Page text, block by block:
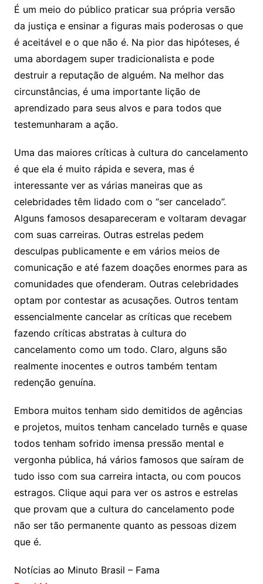
É um meio do público praticar sua própria versão
da justiça e ensinar a figuras mais poderosas o que
é aceitável e o que não é. Na pior das hipóteses, é
uma abordagem super tradicionalista e pode
destruir a reputação de alguém. Na melhor das
circunstâncias, é uma importante lição de
aprendizado para seus alvos e para todos que
testemunharam a ação.
Uma das maiores críticas à cultura do cancelamento
é que ela é muito rápida e severa, mas é
interessante ver as várias maneiras que as
celebridades têm lidado com o “ser cancelado”.
Alguns famosos desapareceram e voltaram devagar
com suas carreiras. Outras estrelas pedem
desculpas publicamente e em vários meios de
comunicação e até fazem doações enormes para as
comunidades que ofenderam. Outras celebridades
optam por contestar as acusações. Outros tentam
essencialmente cancelar as críticas que recebem
fazendo críticas abstratas à cultura do
cancelamento como um todo. Claro, alguns são
realmente inocentes e outros também tentam
redenção genuína.
Embora muitos tenham sido demitidos de agências
e projetos, muitos tenham cancelado turnês e quase
todos tenham sofrido imensa pressão mental e
vergonha pública, há vários famosos que saíram de
tudo isso com sua carreira intacta, ou com poucos
estragos. Clique aqui para ver os astros e estrelas
que provam que a cultura do cancelamento pode
não ser tão permanente quanto as pessoas dizem
que é.
Notícias ao Minuto Brasil – Fama